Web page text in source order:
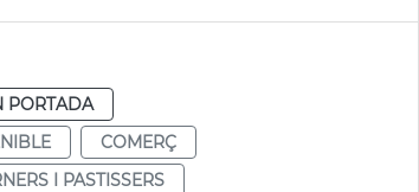
PORTADA
COMERÇ
I PASTISSERS